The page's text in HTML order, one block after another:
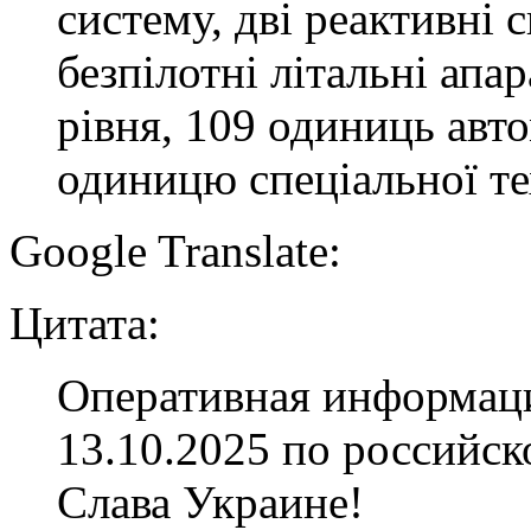
систему, дві
безпілотні літальні
рівня, 109 одиниць
одиницю спеціальної
Google Translate:
Цитата:
Оперативная
13.10.2025 по
Слава Украине!